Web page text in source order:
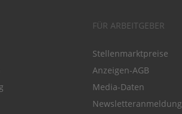
FÜR ARBEITGEBER
Stellenmarktpreise
Anzeigen-AGB
Media-Daten
Newsletteranmeldung